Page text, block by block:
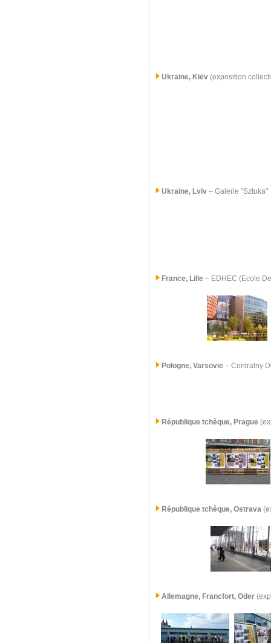
Ukraine, Kiev (exposition
Ukraine, Lviv – Galerie "Sztuka"
France, Lille – EDHEC (Ecole
Pologne, Varsovie – Centralny
République tchèque, Prague
République tchèque, Ostrava
Allemagne, Francfort, Oder